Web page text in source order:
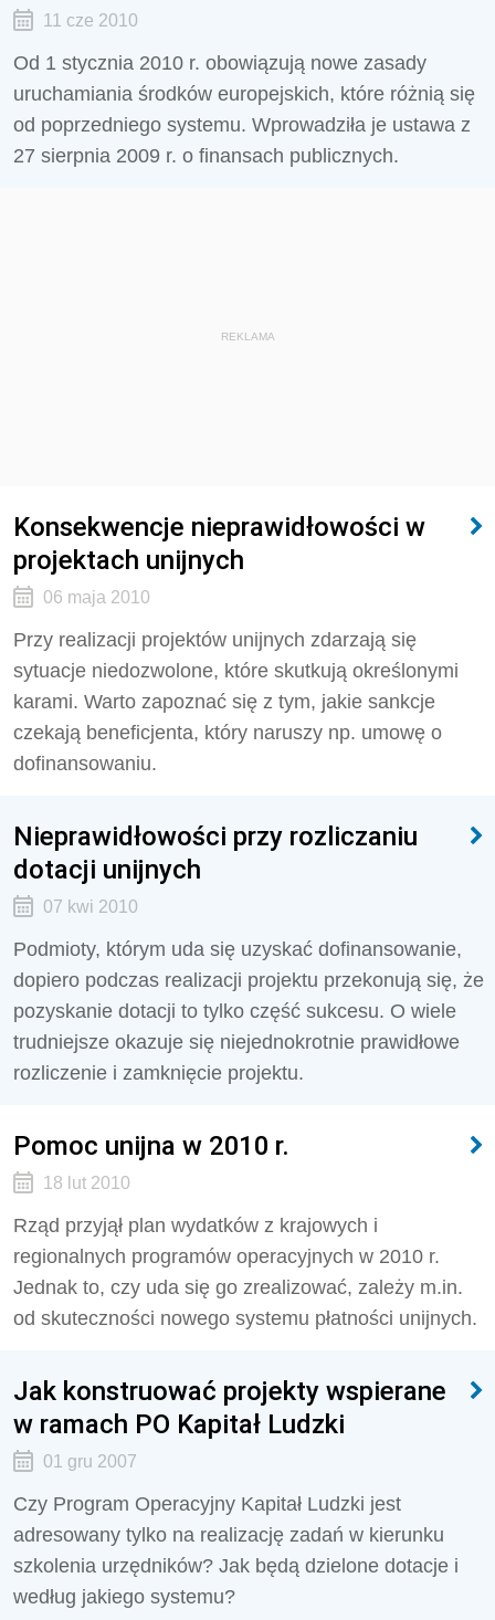
11 cze 2010
Od 1 stycznia 2010 r. obowiązują nowe zasady
uruchamiania środków europejskich, które różnią się
od poprzedniego systemu. Wprowadziła je ustawa z
27 sierpnia 2009 r. o finansach publicznych.
REKLAMA
Konsekwencje nieprawidłowości w
projektach unijnych
06 maja 2010
Przy realizacji projektów unijnych zdarzają się
sytuacje niedozwolone, które skutkują określonymi
karami. Warto zapoznać się z tym, jakie sankcje
czekają beneficjenta, który naruszy np. umowę o
dofinansowaniu.
Nieprawidłowości przy rozliczaniu
dotacji unijnych
07 kwi 2010
Podmioty, którym uda się uzyskać dofinansowanie,
dopiero podczas realizacji projektu przekonują się, że
pozyskanie dotacji to tylko część sukcesu. O wiele
trudniejsze okazuje się niejednokrotnie prawidłowe
rozliczenie i zamknięcie projektu.
Pomoc unijna w 2010 r.
18 lut 2010
Rząd przyjął plan wydatków z krajowych i
regionalnych programów operacyjnych w 2010 r.
Jednak to, czy uda się go zrealizować, zależy m.in.
od skuteczności nowego systemu płatności unijnych.
Jak konstruować projekty wspierane
w ramach PO Kapitał Ludzki
01 gru 2007
Czy Program Operacyjny Kapitał Ludzki jest
adresowany tylko na realizację zadań w kierunku
szkolenia urzędników? Jak będą dzielone dotacje i
według jakiego systemu?